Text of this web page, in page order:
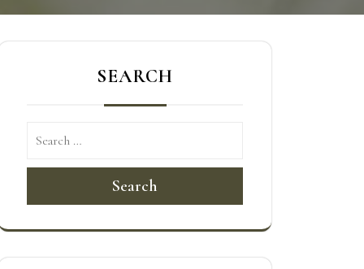
SEARCH
Search